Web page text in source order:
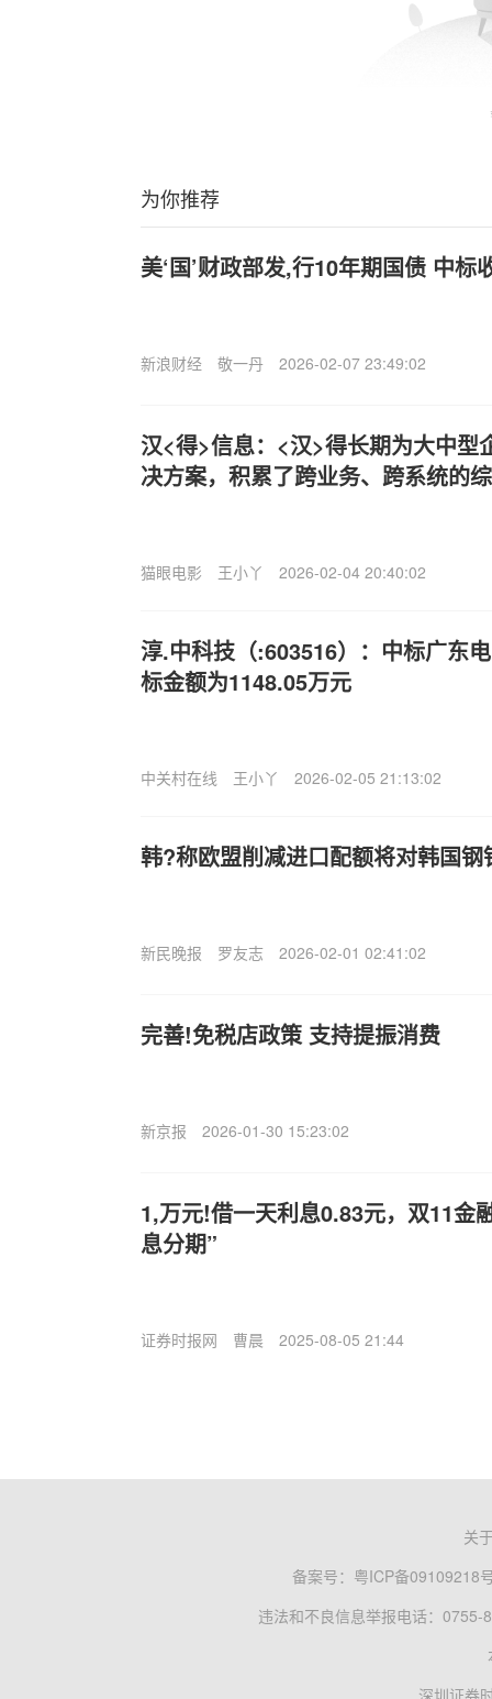
为你推荐
美‘国’财政部发,行10年期国债 中标
新浪财经 敬一丹 2026-02-07 23:49:02
汉<得>信息：<汉>得长期为大中型
决方案，积累了跨业务、跨系统的
猫眼电影 王小丫 2026-02-04 20:40:02
淳.中科技（:603516）：中标广东
标金额为1148.05万元
中关村在线 王小丫 2026-02-05 21:13:02
韩?称欧盟削减进口配额将对韩国
新民晚报 罗友志 2026-02-01 02:41:02
完善!免税店政策 支持提振消费
新京报 2026-01-30 15:23:02
1,万元!借一天利息0.83元，双11金
息分期”
证券时报网 曹晨 2025-08-05 21:44
关
备案号： 粤ICP备09109218
违法和不良信息举报电话：0755-
深圳证券